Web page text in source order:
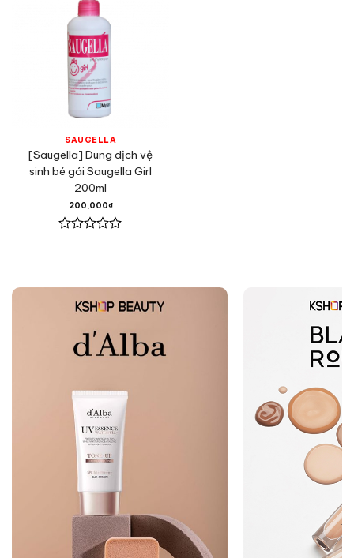
SAUGELLA
[Saugella] Dung dịch vệ
sinh bé gái Saugella Girl
200ml
200,000₫
sao